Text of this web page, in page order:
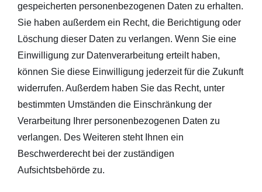
gespeicherten personenbezogenen Daten zu erhalten.
Sie haben außerdem ein Recht, die Berichtigung oder
Löschung dieser Daten zu verlangen. Wenn Sie eine
Einwilligung zur Datenverarbeitung erteilt haben,
können Sie diese Einwilligung jederzeit für die Zukunft
widerrufen. Außerdem haben Sie das Recht, unter
bestimmten Umständen die Einschränkung der
Verarbeitung Ihrer personenbezogenen Daten zu
verlangen. Des Weiteren steht Ihnen ein
Beschwerderecht bei der zuständigen
Aufsichtsbehörde zu.